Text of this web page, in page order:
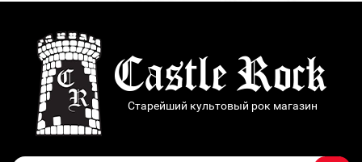
Старейший культовый рок магазин